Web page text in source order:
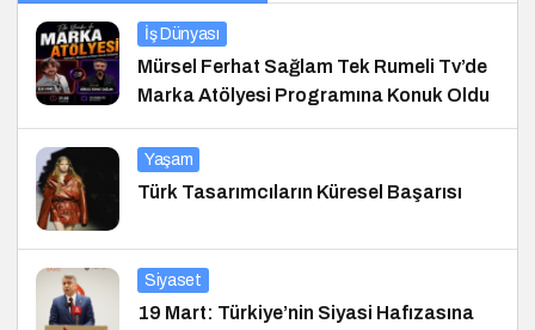
İş Dünyası
Mürsel Ferhat Sağlam Tek Rumeli Tv’de
Marka Atölyesi Programına Konuk Oldu
Yaşam
Türk Tasarımcıların Küresel Başarısı
Siyaset
19 Mart: Türkiye’nin Siyasi Hafızasına